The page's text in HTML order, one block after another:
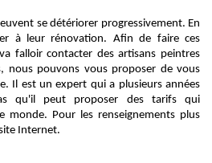
se détériorer progressivement. En
à leur rénovation. Afin de faire ces
falloir contacter des artisans peintres
nous pouvons vous proposer de vous
Il est un expert qui a plusieurs années
qu'il peut proposer des tarifs qui
monde. Pour les renseignements plus
Internet.